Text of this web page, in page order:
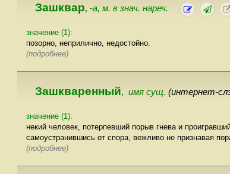
Зашквар, -а, м. в знач. нареч.
значение (1):
позорно, неприлично, недостойно.
(подробнее)
Зашкваренный, имя сущ. (интернет-
значение (1):
некий человек, потерпевший порыв гнева и
самоустранившись от спора, вежливо не признавая
(подробнее)